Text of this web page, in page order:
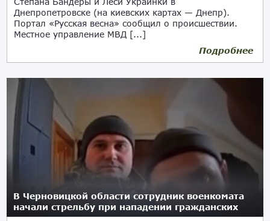
Днепропетровске (на киевских картах — Днепр).
Портал «Русская весна» сообщил о происшествии.
Местное управление МВД [...]
Подробнее
В Черновицкой области сотрудник военкомата
начали стрельбу при нападении гражданских